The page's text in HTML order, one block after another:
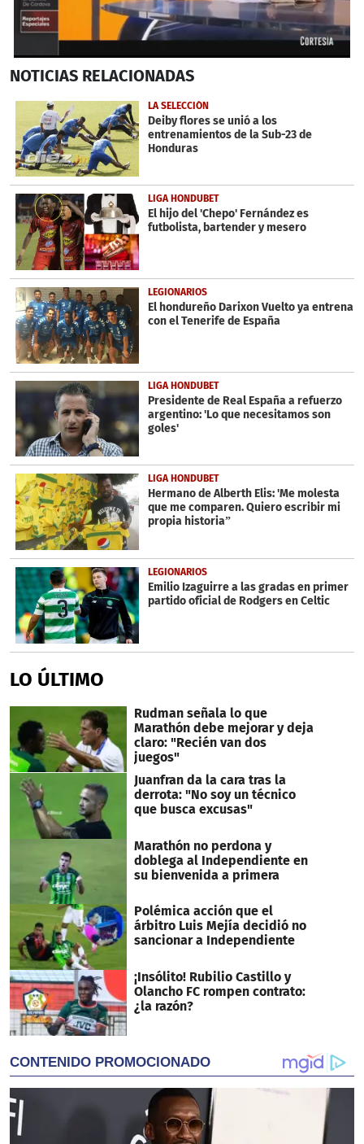
seconds
6
minutes,
5
seconds
NOTICIAS RELACIONADAS
LA SELECCIÓN
Deiby flores se unió a los
entrenamientos de la Sub-23 de
Honduras
LIGA HONDUBET
El hijo del 'Chepo' Fernández es
futbolista, bartender y mesero
LEGIONARIOS
El hondureño Darixon Vuelto ya entrena
con el Tenerife de España
LIGA HONDUBET
Presidente de Real España a refuerzo
argentino: 'Lo que necesitamos son
goles'
LIGA HONDUBET
Hermano de Alberth Elis: 'Me molesta
que me comparen. Quiero escribir mi
propia historia”
LEGIONARIOS
Emilio Izaguirre a las gradas en primer
partido oficial de Rodgers en Celtic
LO ÚLTIMO
Rudman señala lo que
Marathón debe mejorar y deja
claro: "Recién van dos
juegos"
Juanfran da la cara tras la
derrota: "No soy un técnico
que busca excusas"
Marathón no perdona y
doblega al Independiente en
su bienvenida a primera
Polémica acción que el
árbitro Luis Mejía decidió no
sancionar a Independiente
¡Insólito! Rubilio Castillo y
Olancho FC rompen contrato:
¿la razón?